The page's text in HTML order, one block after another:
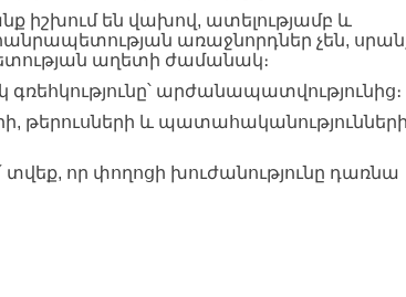
իշխում են վախով, ատելությամբ և
առաջնորդներ չեն,
աղետի ժամանակ։
գռեհկությունը՝ արժանապատվությունից։
թերուսների և
տվեք, որ փողոցի խուժանությունը դառնա